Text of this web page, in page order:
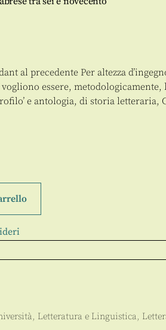
al precedente Per altezza
essere, metodologicamente,
e antologia, di storia letteraria,
, Letteratura e Linguistica,